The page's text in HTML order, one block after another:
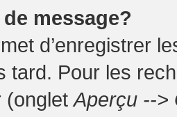
message?
d’enregistrer
tard. Pour les
(ongletAperçu -->